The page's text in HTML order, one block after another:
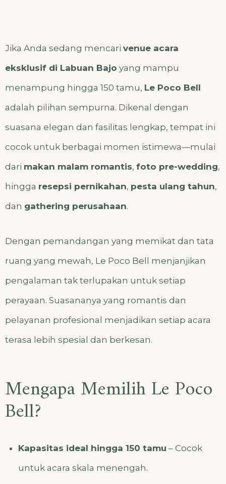
Jika Anda sedang mencari venue acara
eksklusif di Labuan Bajo yang mampu
menampung hingga 150 tamu, Le Poco Bell
adalah pilihan sempurna. Dikenal dengan
suasana elegan dan fasilitas lengkap, tempat ini
cocok untuk berbagai momen istimewa—mulai
dari makan malam romantis, foto pre-wedding,
hingga resepsi pernikahan, pesta ulang tahun,
dan gathering perusahaan.
Dengan pemandangan yang memikat dan tata
ruang yang mewah, Le Poco Bell menjanjikan
pengalaman tak terlupakan untuk setiap
perayaan. Suasananya yang romantis dan
pelayanan profesional menjadikan setiap acara
terasa lebih spesial dan berkesan.
Mengapa Memilih Le Poco
Bell?
Kapasitas ideal hingga 150 tamu – Cocok
untuk acara skala menengah.